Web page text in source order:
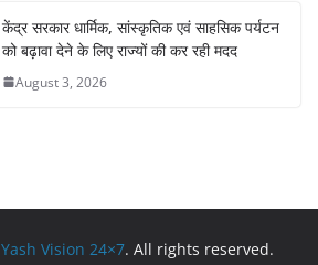
केंद्र सरकार धार्मिक, सांस्कृतिक एवं साहसिक पर्यटन
को बढ़ावा देने के लिए राज्यों की कर रही मदद
August 3, 2026
Yash Vision 24×7. All rights reserved.